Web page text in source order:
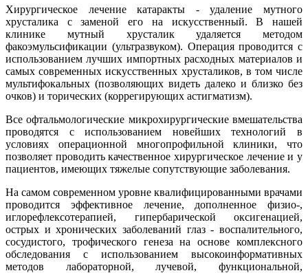
Хирургическое лечение катаракты - удаление мутного
хрусталика с заменой его на искусственный. В нашей
клинике мутный хрусталик удаляется методом
факоэмульсификации (ультразвуком). Операция проводится с
использованием лучших импортных расходных материалов и
самых современных искусственных хрусталиков, в том числе
мультифокальных (позволяющих видеть далеко и близко без
очков) и торических (коррегирующих астигматизм).
Все офтальмологические микрохирургические вмешательства
проводятся с использованием новейших технологий в
условиях операционной многопрофильной клиники, что
позволяет проводить качественное хирургическое лечение и у
пациентов, имеющих тяжелые сопутствующие заболевания.
На самом современном уровне квалифицированными врачами
проводится эффективное лечение, дополненное физио-,
иглорефлексотерапией, гипербарической оксигенацией,
острых и хронических заболеваний глаз - воспалительного,
сосудистого, трофического генеза на основе комплексного
обследования с использованием высокоинформативных
методов лабораторной, лучевой, функциональной,